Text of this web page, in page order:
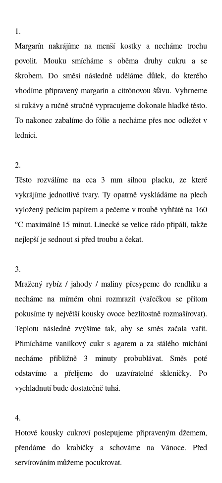
1.
Margarín nakrájíme na menší kostky a necháme trochu
povolit. Mouku smícháme s oběma druhy cukru a se
škrobem. Do směsi následně uděláme důlek, do kterého
vhodíme připravený margarín a citrónovou šťávu. Vyhrneme
si rukávy a ručně stručně vypracujeme dokonale hladké těsto.
To nakonec zabalíme do fólie a necháme přes noc odležet v
lednici.
2.
Těsto rozválíme na cca 3 mm silnou placku, ze které
vykrájíme jednotlivé tvary. Ty opatrně vyskládáme na plech
vyložený pečicím papírem a pečeme v troubě vyhřáté na 160
°C maximálně 15 minut. Linecké se velice rádo připálí, takže
nejlepší je sednout si před troubu a čekat.
3.
Mražený rybíz / jahody / maliny přesypeme do rendlíku a
necháme na mírném ohni rozmrazit (vařečkou se přitom
pokusíme ty největší kousky ovoce bezlítostně rozmašírovat).
Teplotu následně zvýšíme tak, aby se směs začala vařit.
Přimícháme vanilkový cukr s agarem a za stálého míchání
necháme přibližně 3 minuty probublávat. Směs poté
odstavíme a přelijeme do uzavíratelné skleničky. Po
vychladnutí bude dostatečně tuhá.
4.
Hotové kousky cukroví poslepujeme připraveným džemem,
přendáme do krabičky a schováme na Vánoce. Před
servírováním můžeme pocukrovat.